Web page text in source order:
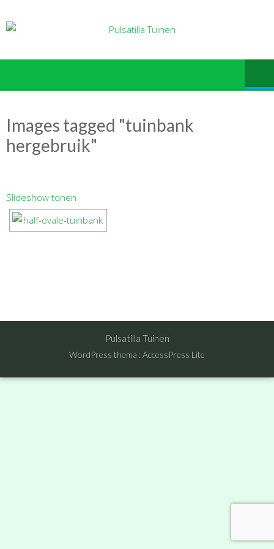
naar
inhoud
Images tagged "tuinbank
hergebruik"
Slideshow tonen
Pulsatilla Tuinen
WordPress thema :AccessPress Lite